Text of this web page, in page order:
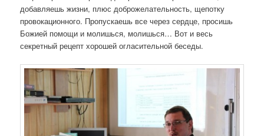
п
о
з
а
п
добавляешь жизни, плюс доброжелательность, щепотку
провокационного. Пропускаешь все через сердце, просишь
Божией помощи и молишься, молишься… Вот и весь
секретный рецепт хорошей огласительной беседы.